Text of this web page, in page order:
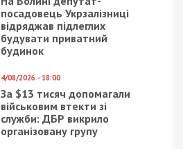
посадовець Укрзалізниці
відряджав підлеглих
будувати приватний
будинок
4/08/2026 - 18:00
За $13 тисяч допомагали
військовим втекти зі
служби: ДБР викрило
організовану групу